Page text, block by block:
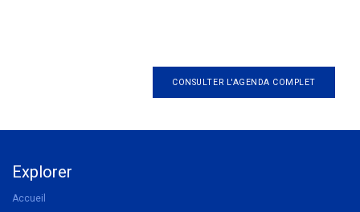
CONSULTER L'AGENDA COMPLET
Explorer
Accueil